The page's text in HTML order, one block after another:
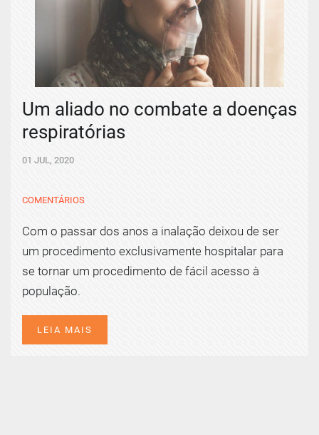
Um aliado no combate a doenças
respiratórias
01 JUL, 2020
COMENTÁRIOS
Com o passar dos anos a inalação deixou de ser
um procedimento exclusivamente hospitalar para
se tornar um procedimento de fácil acesso à
população.
LEIA MAIS